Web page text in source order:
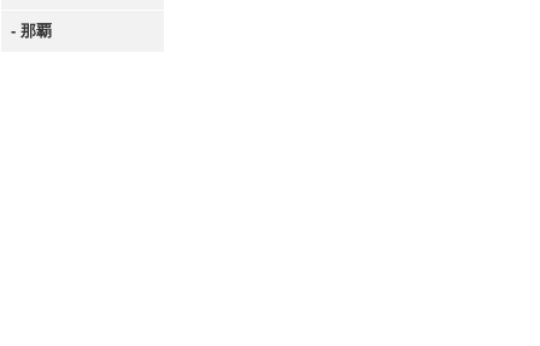
- 那覇